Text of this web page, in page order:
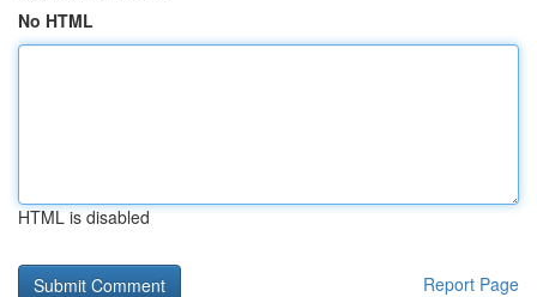
No HTML
HTML is disabled
Report Page